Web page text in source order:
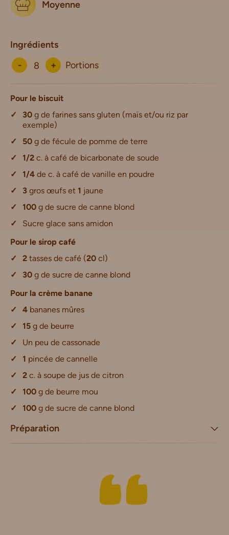
Moyenne
Ingrédients
-
+ Portions
Pour le biscuit
30 g de farines sans gluten (maïs et/ou riz par
exemple)
50 g de fécule de pomme de terre
1/2 c. à café de bicarbonate de soude
1/4 de c. à café de vanille en poudre
3 gros œufs et 1 jaune
100 g de sucre de canne blond
Sucre glace sans amidon
Pour le sirop café
2 tasses de café (20 cl)
30 g de sucre de canne blond
Pour la crème banane
4 bananes mûres
15 g de beurre
Un peu de cassonade
1 pincée de cannelle
2 c. à soupe de jus de citron
100 g de beurre mou
100 g de sucre de canne blond
Préparation